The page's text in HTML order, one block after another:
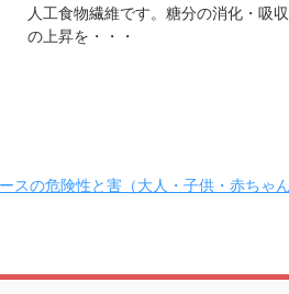
人工食物繊維です。糖分の消化・吸
の上昇を・・・
スの危険性と害（大人・子供・赤ちゃ